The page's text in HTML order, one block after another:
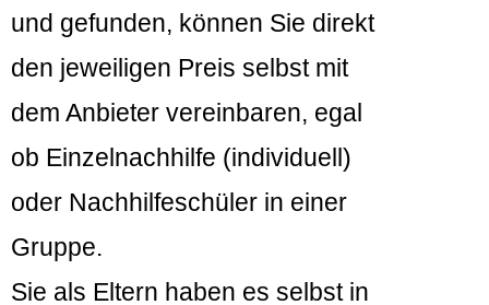
und gefunden, können Sie direkt
den jeweiligen Preis selbst mit
dem Anbieter vereinbaren, egal
ob Einzelnachhilfe (individuell)
oder Nachhilfeschüler in einer
Gruppe.
Sie als Eltern haben es selbst in